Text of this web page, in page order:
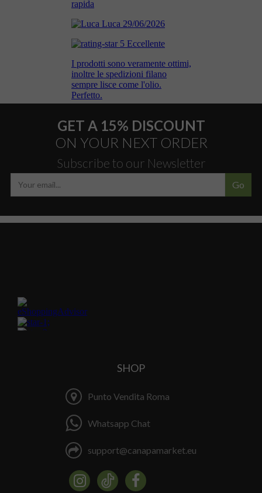
GET A 15% DISCOUNT
ON YOUR NEXT ORDER
Subscribe to our Newsletter
Go
SHOP
Punto Vendita Roma
Whatsapp Chat
support@canapamarket.eu